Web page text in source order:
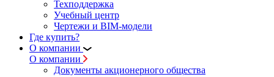
Техподдержка
Учебный центр
Чертежи и BIM-модели
Где купить?
О компании
О компании
Документы акционерного общества